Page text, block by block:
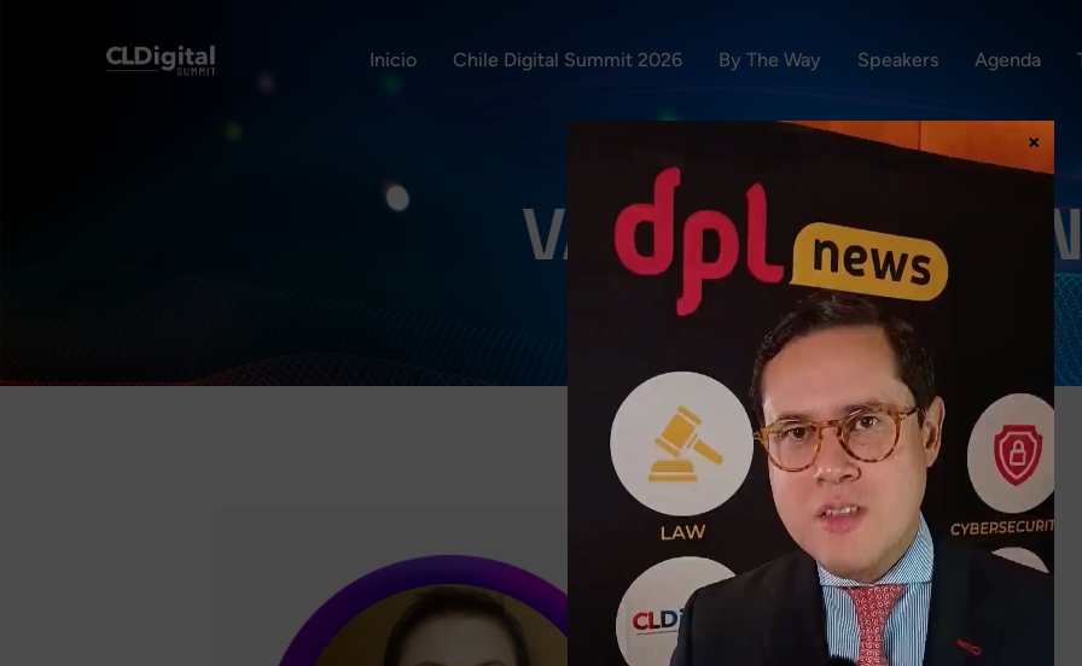
Inicio Chile Digital Summit 2026 By The Way Speakers Agenda
VALERIA JORDÁN
×